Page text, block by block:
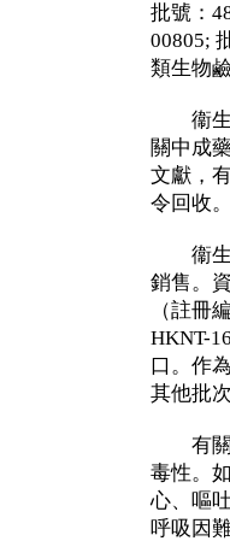
批號：
00805;
類生
衞生
關中成
文獻，
令回收。
衞生
銷售。
（註冊
HKNT-
口。作
其他
有關
毒性。
心、嘔
呼吸因